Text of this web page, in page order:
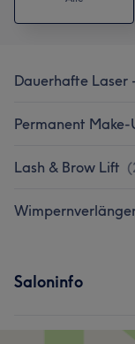
Dauerhafte Laser
Permanent
Lash & Brow Lift (
Saloninfo